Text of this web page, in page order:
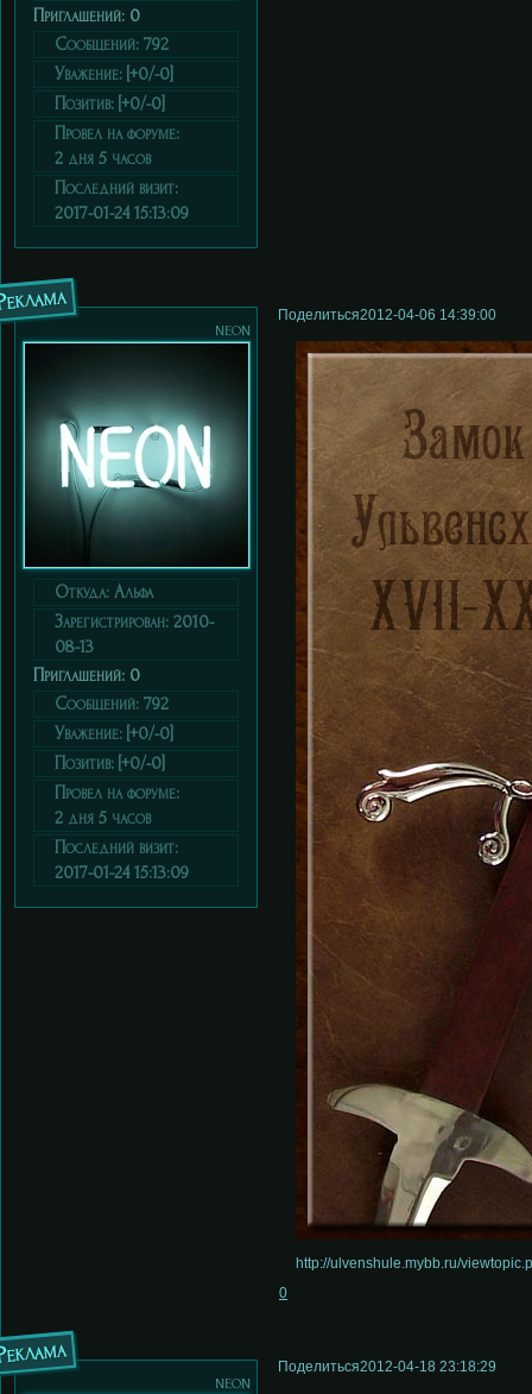
Приглашений: 0
Сообщений: 792
Уважение: [+0/-0]
Позитив: [+0/-0]
Провел на форуме:
2 дня 5 часов
Последний визит:
2017-01-24 15:13:09
Поделиться2012-04-06 14:39:00
neon
Откуда: Альфа
Зарегистрирован: 2010-
08-13
Приглашений: 0
Сообщений: 792
Уважение: [+0/-0]
Позитив: [+0/-0]
Провел на форуме:
2 дня 5 часов
Последний визит:
2017-01-24 15:13:09
http://ulvenshule.mybb.ru/
0
Поделиться2012-04-18 23:18:29
neon